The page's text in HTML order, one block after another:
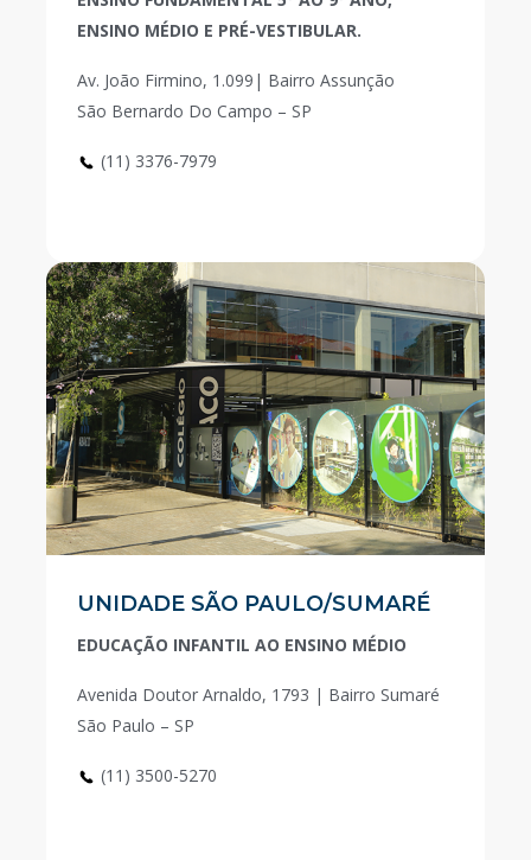
ENSINO MÉDIO E PRÉ-VESTIBULAR.
Av. João Firmino, 1.099| Bairro Assunção
São Bernardo Do Campo – SP
(11) 3376-7979
UNIDADE SÃO PAULO/SUMARÉ
EDUCAÇÃO INFANTIL AO ENSINO MÉDIO
Avenida Doutor Arnaldo, 1793 | Bairro Sumaré
São Paulo – SP
(11) 3500-5270